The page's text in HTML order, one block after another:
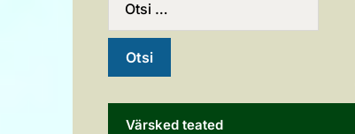
Värsked teated